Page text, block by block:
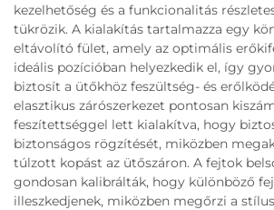
kezelhetőség és a funkcionalitás
tükrözik. A kialakítás tartalmazza egy
eltávolító fület, amely az optimális
ideális pozícióban helyezkedik el, így
biztosít a ütőkhöz feszültség- és
elasztikus zárószerkezet pontosan
feszítettséggel lett kialakítva, hogy
biztonságos rögzítését, miközben
túlzott kopást az ütőszáron. A fejtok
gondosan kalibrálták, hogy különböző
illeszkedjenek, miközben megőrzi a